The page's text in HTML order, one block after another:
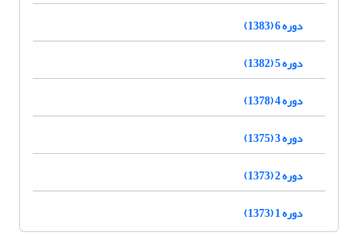
دوره 6 (1383)
دوره 5 (1382)
دوره 4 (1378)
دوره 3 (1375)
دوره 2 (1373)
دوره 1 (1373)